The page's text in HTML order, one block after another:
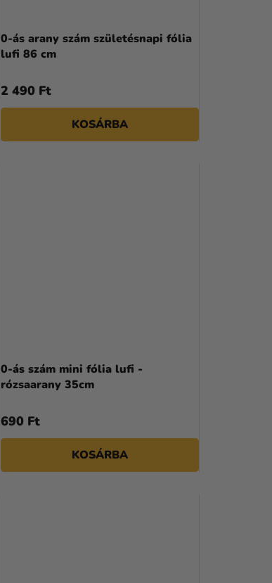
N
Z
É
0-ás arany szám születésnapi fólia
lufi 86 cm
2 490 Ft
KOSÁRBA
0-ás szám mini fólia lufi -
rózsaarany 35cm
690 Ft
KOSÁRBA